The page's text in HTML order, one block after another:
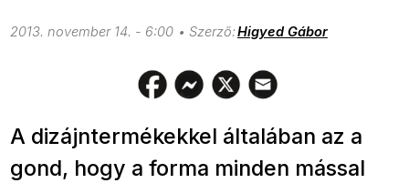
2013. november 14. - 6:00 Higyed Gábor
A dizájntermékekkel általában az a
gond, hogy a forma minden mással